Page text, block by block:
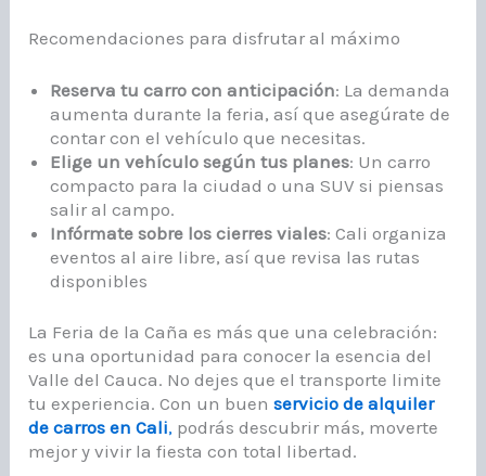
Recomendaciones para disfrutar al máximo
Reserva tu carro con anticipación: La demanda
aumenta durante la feria, así que asegúrate de
contar con el vehículo que necesitas.
Elige un vehículo según tus planes: Un carro
compacto para la ciudad o una SUV si piensas
salir al campo.
Infórmate sobre los cierres viales: Cali organiza
eventos al aire libre, así que revisa las rutas
disponibles
La Feria de la Caña es más que una celebración:
es una oportunidad para conocer la esencia del
Valle del Cauca. No dejes que el transporte limite
tu experiencia. Con un buenservicio de alquiler
de carros en Cali, podrás descubrir más, moverte
mejor y vivir la fiesta con total libertad.